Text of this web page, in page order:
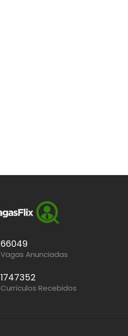
66049
Vagas Anunciadas
1747352
Currículos Recebidos